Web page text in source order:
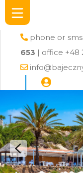
phone or
653 | office +48